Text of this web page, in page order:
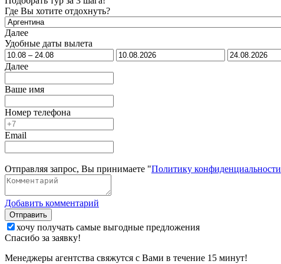
Где Вы хотите отдохнуть?
Далее
Удобные даты вылета
Далее
Ваше имя
Номер телефона
Email
Отправляя запрос, Вы принимаете "Политику конфиденциальности
Добавить комментарий
Отправить
хочу получать самые выгодные предложения
Спасибо за заявку!
Менеджеры агентства свяжутся с Вами в течение 15 минут!